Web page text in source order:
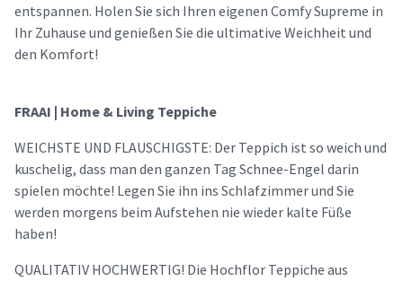
entspannen. Holen Sie sich Ihren eigenen Comfy Supreme in
Ihr Zuhause und genießen Sie die ultimative Weichheit und
den Komfort!
FRAAI | Home & Living Teppiche
WEICHSTE UND FLAUSCHIGSTE: Der Teppich ist so weich und
kuschelig, dass man den ganzen Tag Schnee-Engel darin
spielen möchte! Legen Sie ihn ins Schlafzimmer und Sie
werden morgens beim Aufstehen nie wieder kalte Füße
haben!
QUALITATIV HOCHWERTIG! Die Hochflor Teppiche aus